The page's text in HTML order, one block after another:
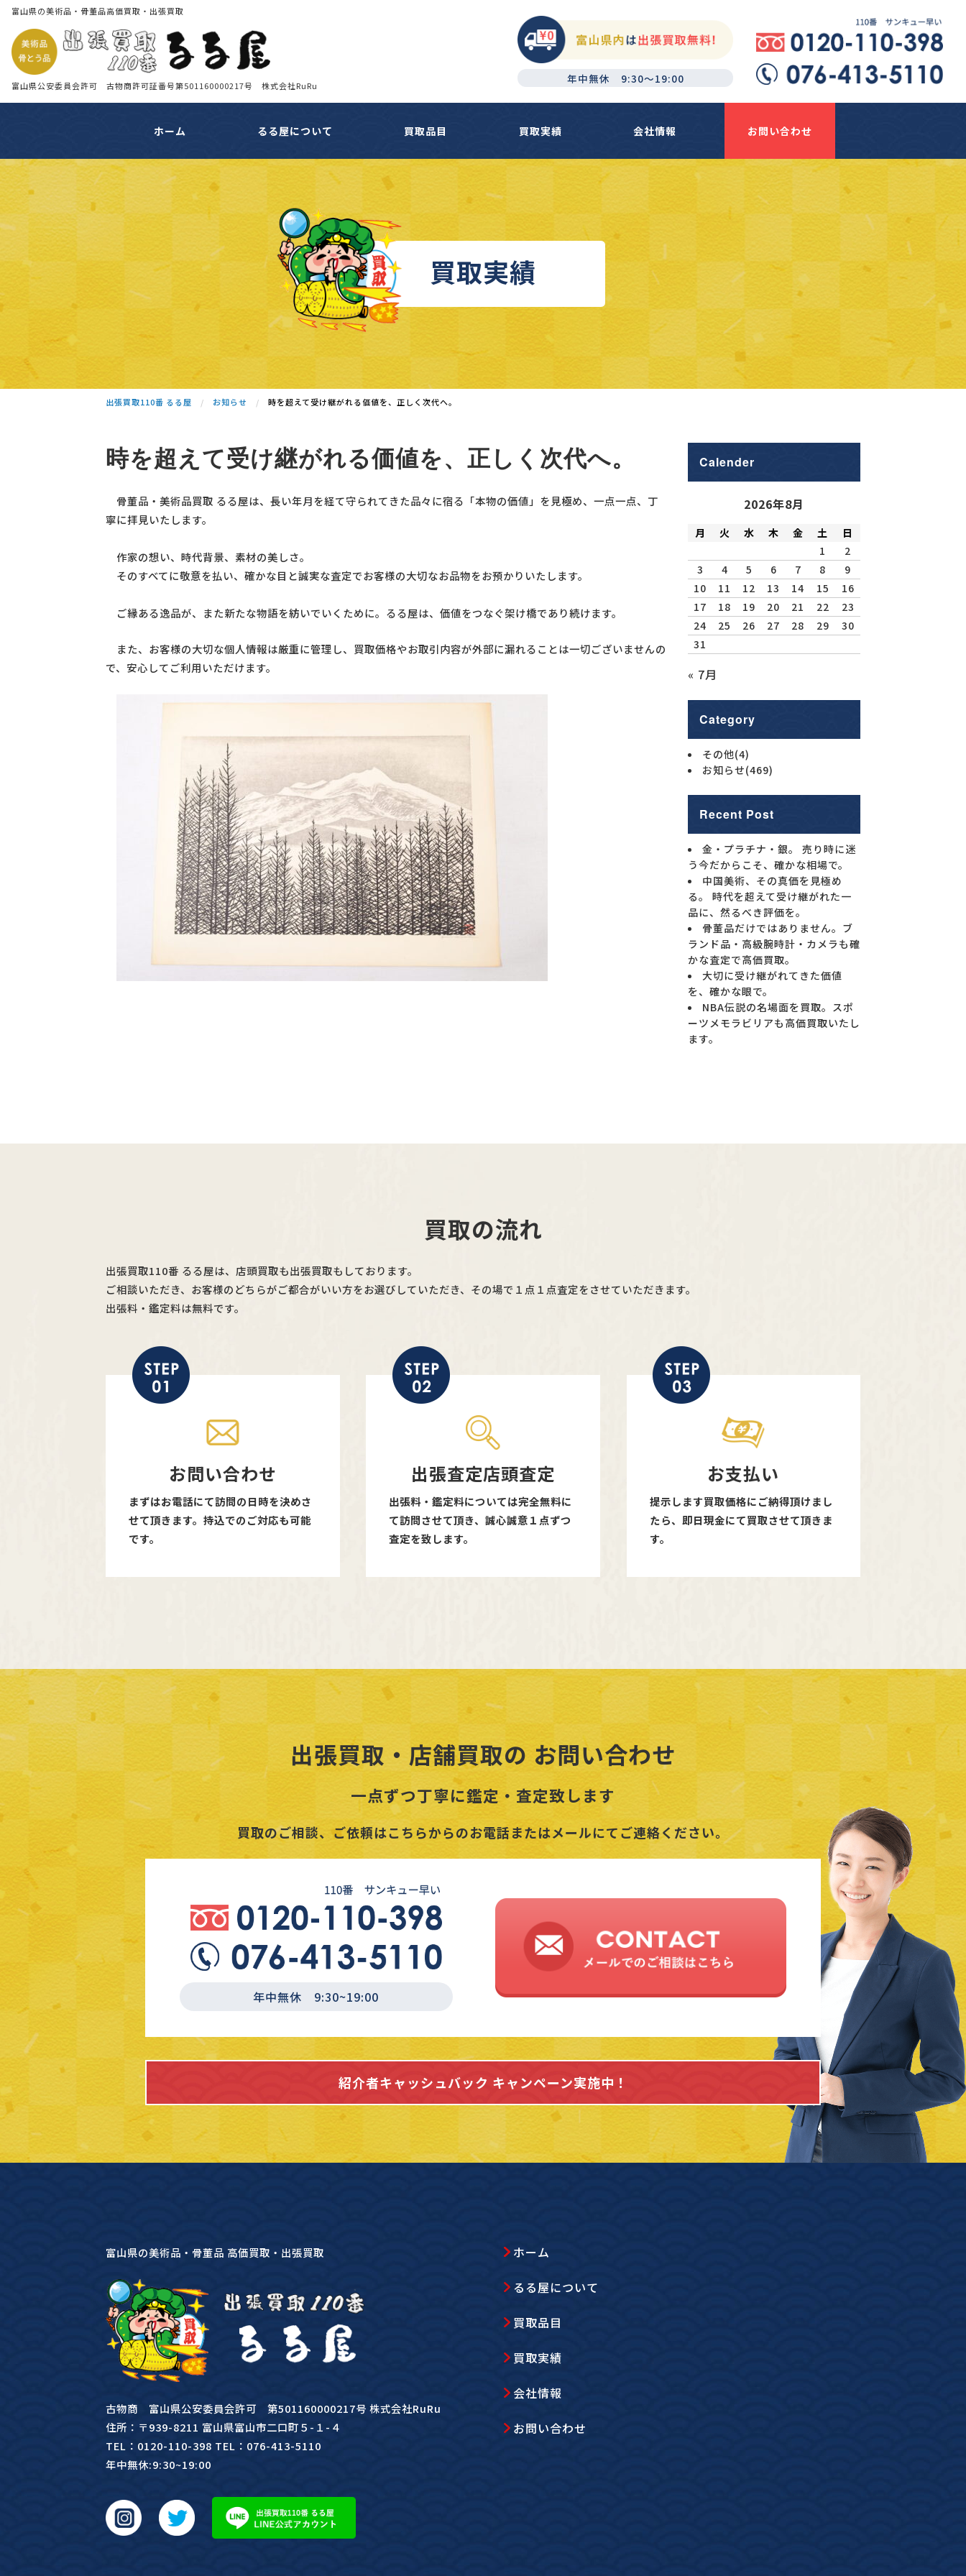
富山県の美術品・骨董品高価買取・出張買取
富山県公安委員会許可 古物商許可証番号第501160000217号 株式会社RuRu
年中無休 9:30～19:00
ホーム るる屋について 買取品目 買取実績 会社情報 お問い合わせ
買取実績
出張買取110番 るる屋 お知らせ 時を超えて受け継がれる価値を、正しく次代へ。
時を超えて受け継がれる価値を、正しく次代へ。
骨董品・美術品買取 るる屋は、長い年月を経て守られてきた品々に宿る「本物の価値」を見極め、一点一点、丁
寧に拝見いたします。
作家の想い、時代背景、素材の美しさ。
そのすべてに敬意を払い、確かな目と誠実な査定でお客様の大切なお品物をお預かりいたします。
ご縁ある逸品が、また新たな物語を紡いでいくために。るる屋は、価値をつなぐ架け橋であり続けます。
また、お客様の大切な個人情報は厳重に管理し、買取価格やお取引内容が外部に漏れることは一切ございませんの
で、安心してご利用いただけます。
Calender
2026年8月
月 火 水 木 金 土
日
1
2
3
4 5 6 7 8
9
10
11 12 13 14 15
16
17
18 19 20 21 22
23
24
25 26 27 28 29
30
31
« 7月
Category
その他(4)
お知らせ(469)
Recent Post
金・プラチナ・銀。 売り時に迷
う今だからこそ、確かな相場で。
中国美術、その真価を見極め
る。 時代を超えて受け継がれた一
品に、然るべき評価を。
骨董品だけではありません。ブ
ランド品・高級腕時計・カメラも確
かな査定で高価買取。
大切に受け継がれてきた価値
を、確かな眼で。
NBA伝説の名場面を買取。スポ
ーツメモラビリアも高価買取いたし
ます。
買取の流れ
出張買取110番 るる屋は、店頭買取も出張買取もしております。
ご相談いただき、お客様のどちらがご都合がいい方をお選びしていただき、その場で１点１点査定をさせていただきます。
出張料・鑑定料は無料です。
お問い合わせ
まずはお電話にて訪問の日時を決めさ
せて頂きます。持込でのご対応も可能
です。
出張査定店頭査定
出張料・鑑定料については完全無料に
て訪問させて頂き、誠心誠意１点ずつ
査定を致します。
お支払い
提示します買取価格にご納得頂けまし
たら、即日現金にて買取させて頂きま
す。
出張買取・店舗買取の お問い合わせ
一点ずつ丁寧に鑑定・査定致します
買取のご相談、ご依頼はこちらからのお電話またはメールにてご連絡ください。
年中無休 9:30~19:00
紹介者キャッシュバック キャンペーン実施中！
富山県の美術品・骨董品 高価買取・出張買取
古物商 富山県公安委員会許可 第501160000217号 株式会社RuRu
住所：〒939-8211 富山県富山市二口町５-１-４
TEL：0120-110-398 TEL：076-413-5110
年中無休:9:30~19:00
ホーム
るる屋について
買取品目
買取実績
会社情報
お問い合わせ